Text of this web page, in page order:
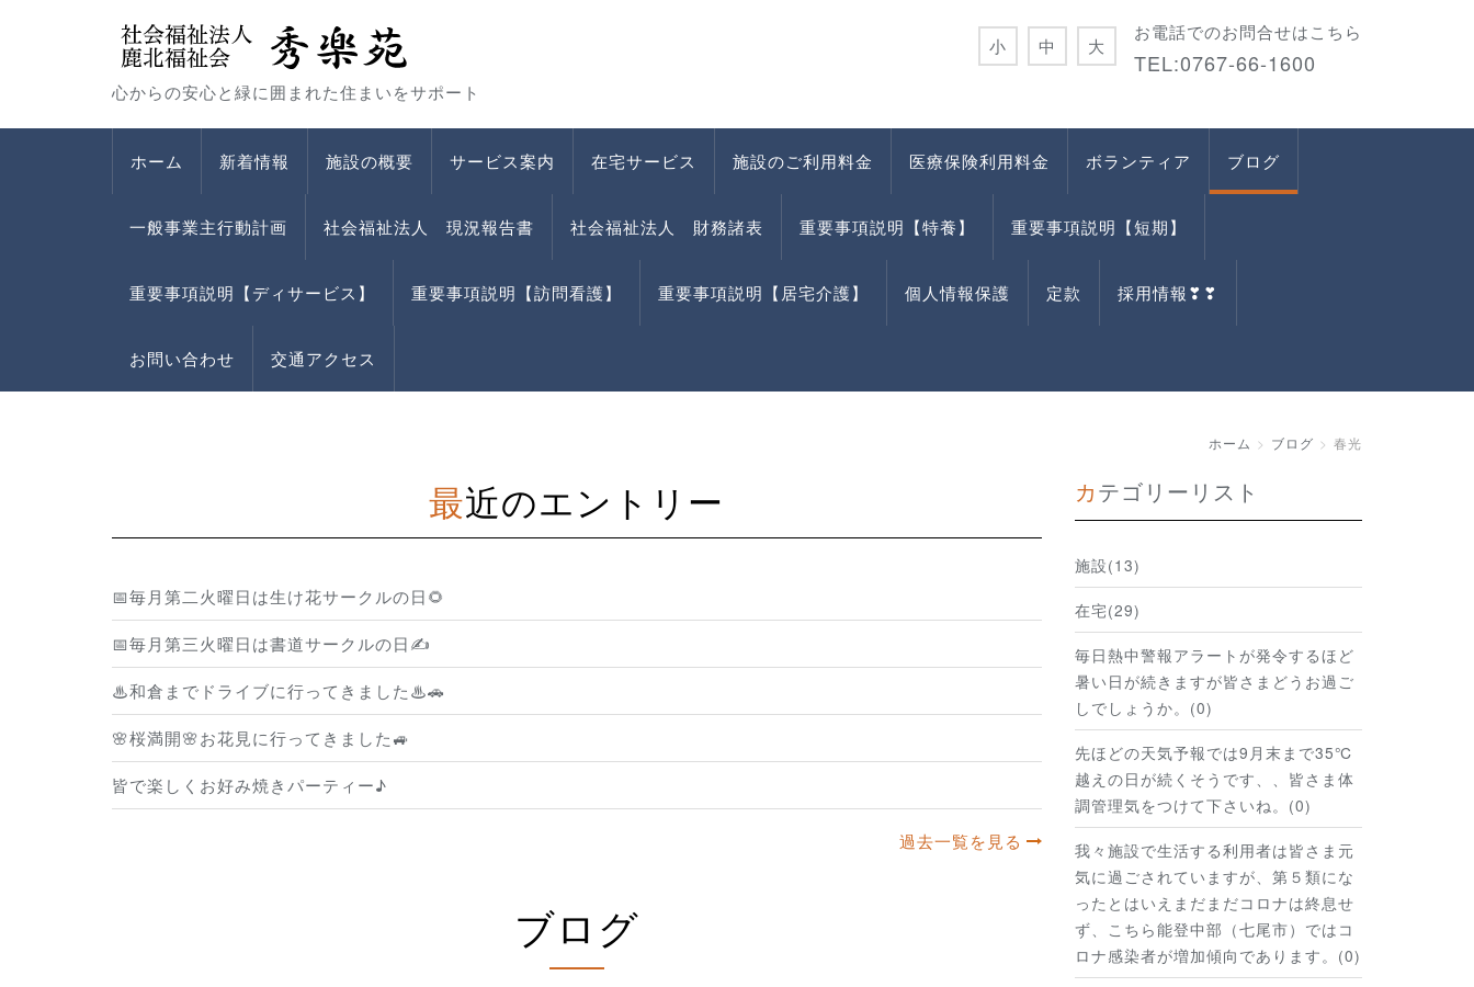
心からの安心と緑に囲まれた住まいをサポート
お電話でのお問合せはこちら
TEL:0767-66-1600
小 中 大
ホーム 新着情報 施設の概要 サービス案内 在宅サービス 施設のご利用料金 医療保険利用料金 ボランティア ブログ
一般事業主行動計画 社会福祉法人 現況報告書 社会福祉法人 財務諸表 重要事項説明【特養】 重要事項説明【短期】
重要事項説明【ディサービス】 重要事項説明【訪問看護】 重要事項説明【居宅介護】 個人情報保護 定款 採用情報❣❣
お問い合わせ 交通アクセス
ホーム ブログ 春光
最近のエントリー
📅毎月第二火曜日は生け花サークルの日🌻
📅毎月第三火曜日は書道サークルの日✍️
♨和倉までドライブに行ってきました♨🚗
🌸桜満開🌸お花見に行ってきました🚙
皆で楽しくお好み焼きパーティー♪
過去一覧を見る
ブログ
カテゴリーリスト
施設(13)
在宅(29)
毎日熱中警報アラートが発令するほど
暑い日が続きますが皆さまどうお過ご
しでしょうか。(0)
先ほどの天気予報では9月末まで35℃
越えの日が続くそうです、、皆さま体
調管理気をつけて下さいね。(0)
我々施設で生活する利用者は皆さま元
気に過ごされていますが、第５類にな
ったとはいえまだまだコロナは終息せ
ず、こちら能登中部（七尾市）ではコ
ロナ感染者が増加傾向であります。(0)